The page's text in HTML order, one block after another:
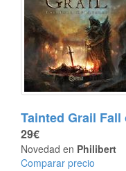
Tainted Grail
29€
Novedad en Philibert
Comparar precio